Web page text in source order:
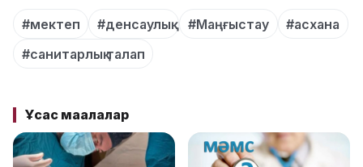
#мектеп #денсаулық #Маңғыстау
#асхана
#санитарлық талап
Ұқсас мақалалар